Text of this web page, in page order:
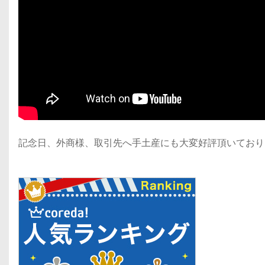
記念日、外商様、取引先へ手土産にも大変好評頂いてお